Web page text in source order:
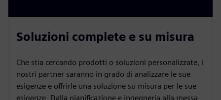
Soluzioni complete e su misura
Che stia cercando prodotti o soluzioni personalizzate, i
nostri partner saranno in grado di analizzare le sue
esigenze e offrirle una soluzione su misura per le sue
esigenze. Dalla pianificazione e ingegneria alla messa